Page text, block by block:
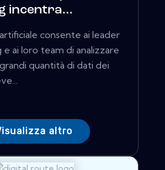
incentra...
consente ai leader
ai loro team di analizzare
quantità di dati dei
altro